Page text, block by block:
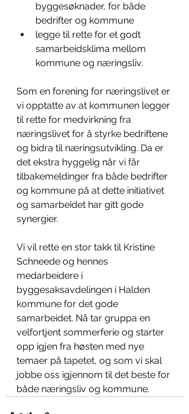
byggesøknader, for både
bedrifter og kommune
legge til rette for et godt
samarbeidsklima mellom
kommune og næringsliv.
Som en forening for næringslivet er
vi opptatte av at kommunen legger
til rette for medvirkning fra
næringslivet for å styrke bedriftene
og bidra til næringsutvikling. Da er
det ekstra hyggelig når vi får
tilbakemeldinger fra både bedrifter
og kommune på at dette initiativet
og samarbeidet har gitt gode
synergier.
Vi vil rette en stor takk til Kristine
Schneede og hennes
medarbeidere i
byggesaksavdelingen i Halden
kommune for det gode
samarbeidet. Nå tar gruppa en
velfortjent sommerferie og starter
opp igjen fra høsten med nye
temaer på tapetet, og som vi skal
jobbe oss igjennom til det beste for
både næringsliv og kommune.